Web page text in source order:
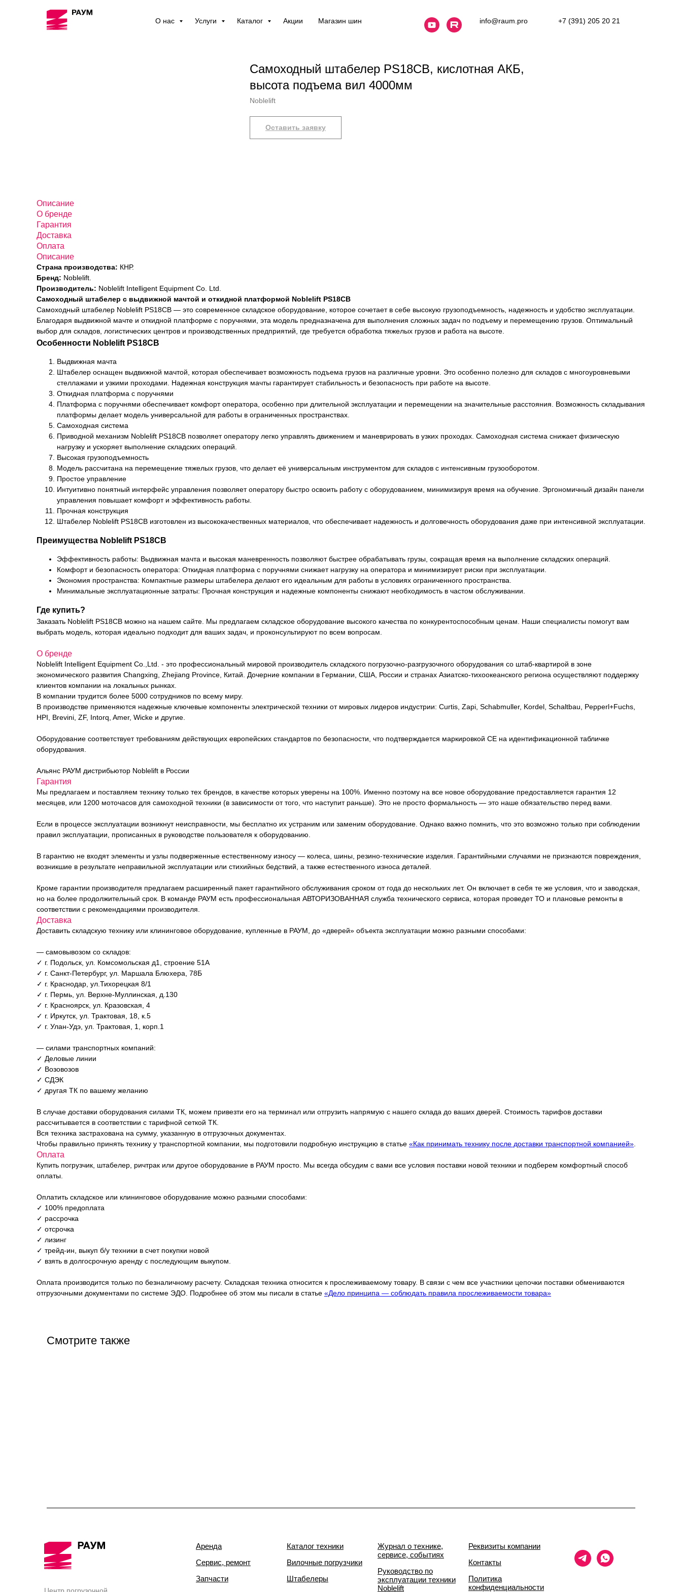
О нас Услуги Каталог Акции Магазин шин info@raum.pro +7 (391) 205 20 21
Самоходный штабелер PS18CB, кислотная АКБ,
высота подъема вил 4000мм
Noblelift
Оставить заявку
Описание
О бренде
Гарантия
Доставка
Оплата
Описание
Страна производства: КНР.
Бренд: Noblelift.
Производитель: Noblelift Intelligent Equipment Co. Ltd.
Самоходный штабелер с выдвижной мачтой и откидной платформой Noblelift PS18CB
Самоходный штабелер Noblelift PS18CB — это современное складское оборудование, которое сочетает в себе высокую грузоподъемность, надежность и удобство эксплуатации.
Благодаря выдвижной мачте и откидной платформе с поручнями, эта модель предназначена для выполнения сложных задач по подъему и перемещению грузов. Оптимальный
выбор для складов, логистических центров и производственных предприятий, где требуется обработка тяжелых грузов и работа на высоте.
Особенности Noblelift PS18CB
Выдвижная мачта
Штабелер оснащен выдвижной мачтой, которая обеспечивает возможность подъема грузов на различные уровни. Это особенно полезно для складов с многоуровневыми
стеллажами и узкими проходами. Надежная конструкция мачты гарантирует стабильность и безопасность при работе на высоте.
Откидная платформа с поручнями
Платформа с поручнями обеспечивает комфорт оператора, особенно при длительной эксплуатации и перемещении на значительные расстояния. Возможность складывания
платформы делает модель универсальной для работы в ограниченных пространствах.
Самоходная система
Приводной механизм Noblelift PS18CB позволяет оператору легко управлять движением и маневрировать в узких проходах. Самоходная система снижает физическую
нагрузку и ускоряет выполнение складских операций.
Высокая грузоподъемность
Модель рассчитана на перемещение тяжелых грузов, что делает её универсальным инструментом для складов с интенсивным грузооборотом.
Простое управление
Интуитивно понятный интерфейс управления позволяет оператору быстро освоить работу с оборудованием, минимизируя время на обучение. Эргономичный дизайн панели
управления повышает комфорт и эффективность работы.
Прочная конструкция
Штабелер Noblelift PS18CB изготовлен из высококачественных материалов, что обеспечивает надежность и долговечность оборудования даже при интенсивной эксплуатации.
Преимущества Noblelift PS18CB
Эффективность работы: Выдвижная мачта и высокая маневренность позволяют быстрее обрабатывать грузы, сокращая время на выполнение складских операций.
Комфорт и безопасность оператора: Откидная платформа с поручнями снижает нагрузку на оператора и минимизирует риски при эксплуатации.
Экономия пространства: Компактные размеры штабелера делают его идеальным для работы в условиях ограниченного пространства.
Минимальные эксплуатационные затраты: Прочная конструкция и надежные компоненты снижают необходимость в частом обслуживании.
Где купить?
Заказать Noblelift PS18CB можно на нашем сайте. Мы предлагаем складское оборудование высокого качества по конкурентоспособным ценам. Наши специалисты помогут вам
выбрать модель, которая идеально подходит для ваших задач, и проконсультируют по всем вопросам.
О бренде
Noblelift Intelligent Equipment Co.,Ltd. - это профессиональный мировой производитель складского погрузочно-разгрузочного оборудования со штаб-квартирой в зоне
экономического развития Changxing, Zhejiang Province, Китай. Дочерние компании в Германии, США, России и странах Азиатско-тихоокеанского региона осуществляют поддержку
клиентов компании на локальных рынках.
В компании трудится более 5000 сотрудников по всему миру.
В производстве применяются надежные ключевые компоненты электрической техники от мировых лидеров индустрии: Curtis, Zapi, Schabmuller, Kordel, Schaltbau, Pepperl+Fuchs,
HPI, Brevini, ZF, Intorq, Amer, Wicke и другие.
Оборудование соответствует требованиям действующих европейских стандартов по безопасности, что подтверждается маркировкой СЕ на идентификационной табличке
оборудования.
Альянс РАУМ дистрибьютор Noblelift в России
Гарантия
Мы предлагаем и поставляем технику только тех брендов, в качестве которых уверены на 100%. Именно поэтому на все новое оборудование предоставляется гарантия 12
месяцев, или 1200 моточасов для самоходной техники (в зависимости от того, что наступит раньше). Это не просто формальность — это наше обязательство перед вами.
Если в процессе эксплуатации возникнут неисправности, мы бесплатно их устраним или заменим оборудование. Однако важно помнить, что это возможно только при соблюдении
правил эксплуатации, прописанных в руководстве пользователя к оборудованию.
В гарантию не входят элементы и узлы подверженные естественному износу — колеса, шины, резино-технические изделия. Гарантийными случаями не признаются повреждения,
возникшие в результате неправильной эксплуатации или стихийных бедствий, а также естественного износа деталей.
Кроме гарантии производителя предлагаем расширенный пакет гарантийного обслуживания сроком от года до нескольких лет. Он включает в себя те же условия, что и заводская,
но на более продолжительный срок. В команде РАУМ есть профессиональная АВТОРИЗОВАННАЯ служба технического сервиса, которая проведет ТО и плановые ремонты в
соответствии с рекомендациями производителя.
Доставка
Доставить складскую технику или клининговое оборудование, купленные в РАУМ, до «дверей» объекта эксплуатации можно разными способами:
— самовывозом со складов:
✓ г. Подольск, ул. Комсомольская д1, строение 51А
✓ г. Санкт-Петербург, ул. Маршала Блюхера, 78Б
✓ г. Краснодар, ул.Тихорецкая 8/1
✓ г. Пермь, ул. Верхне-Муллинская, д.130
✓ г. Красноярск, ул. Кразовская, 4
✓ г. Иркутск, ул. Трактовая, 18, к.5
✓ г. Улан-Удэ, ул. Трактовая, 1, корп.1
— силами транспортных компаний:
✓ Деловые линии
✓ Возовозов
✓ СДЭК
✓ другая ТК по вашему желанию
В случае доставки оборудования силами ТК, можем привезти его на терминал или отгрузить напрямую с нашего склада до ваших дверей. Стоимость тарифов доставки
рассчитывается в соответствии с тарифной сеткой ТК.
Вся техника застрахована на сумму, указанную в отгрузочных документах.
Чтобы правильно принять технику у транспортной компании, мы подготовили подробную инструкцию в статье «Как принимать технику после доставки транспортной компанией»
Оплата
Купить погрузчик, штабелер, ричтрак или другое оборудование в РАУМ просто. Мы всегда обсудим с вами все условия поставки новой техники и подберем комфортный способ
оплаты.
Оплатить складское или клининговое оборудование можно разными способами:
✓ 100% предоплата
✓ рассрочка
✓ отсрочка
✓ лизинг
✓ трейд-ин, выкуп б/у техники в счет покупки новой
✓ взять в долгосрочную аренду с последующим выкупом.
Оплата производится только по безналичному расчету. Складская техника относится к прослеживаемому товару. В связи с чем все участники цепочки поставки обмениваются
отгрузочными документами по системе ЭДО. Подробнее об этом мы писали в статье «Дело принципа — соблюдать правила прослеживаемости товара»
Смотрите также
Центр погрузочной
Аренда
Сервис, ремонт
Запчасти
Каталог техники
Вилочные погрузчики
Штабелеры
Журнал о технике,
сервисе, событиях
Руководство по
эксплуатации техники
Noblelift
Реквизиты компании
Контакты
Политика
конфиденциальности